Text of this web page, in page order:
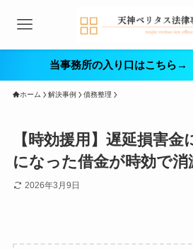
当事務所の入り口はこちら→
ホーム 解決事例 債務整理
【時効援用】遅延損害
になった借金が時効で消
2026年3月9日